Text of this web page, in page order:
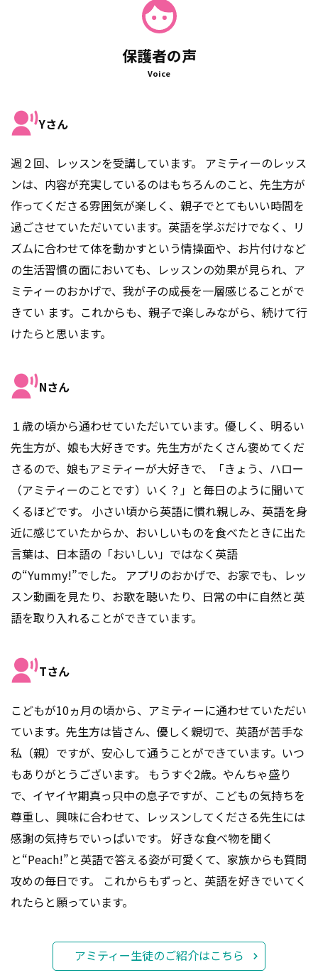
保護者の声
Voice
Yさん
週２回、レッスンを受講しています。 アミティーのレッス
ンは、内容が充実しているのはもちろんのこと、先生方が
作ってくださる雰囲気が楽しく、親子でとてもいい時間を
過ごさせていただいています。英語を学ぶだけでなく、リ
ズムに合わせて体を動かすという情操面や、お片付けなど
の生活習慣の面においても、レッスンの効果が見られ、ア
ミティーのおかげで、我が子の成長を一層感じることがで
きてい ます。これからも、親子で楽しみながら、続けて行
けたらと思います。
Nさん
１歳の頃から通わせていただいています。優しく、明るい
先生方が、娘も大好きです。先生方がたくさん褒めてくだ
さるので、娘もアミティーが大好きで、「きょう、ハロー
（アミティーのことです）いく？」と毎日のように聞いて
くるほどです。 小さい頃から英語に慣れ親しみ、英語を身
近に感じていたからか、おいしいものを食べたときに出た
言葉は、日本語の「おいしい」ではなく英語
の“Yummy!”でした。 アプリのおかげで、お家でも、レッ
スン動画を見たり、お歌を聴いたり、日常の中に自然と英
語を取り入れることができています。
Tさん
こどもが10ヵ月の頃から、アミティーに通わせていただい
ています。先生方は皆さん、優しく親切で、英語が苦手な
私（親）ですが、安心して通うことができています。いつ
もありがとうございます。 もうすぐ2歳。やんちゃ盛り
で、イヤイヤ期真っ只中の息子ですが、こどもの気持ちを
尊重し、興味に合わせて、レッスンしてくださる先生には
感謝の気持ちでいっぱいです。 好きな食べ物を聞く
と“Peach!”と英語で答える姿が可愛くて、家族からも質問
攻めの毎日です。 これからもずっと、英語を好きでいてく
れたらと願っています。
アミティー生徒のご紹介はこちら